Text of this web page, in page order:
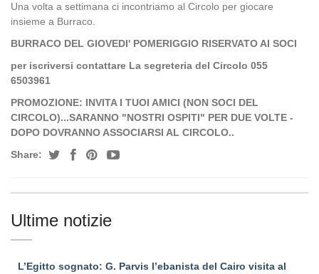
Una volta a settimana ci incontriamo al Circolo per giocare
insieme a Burraco.
BURRACO DEL GIOVEDI' POMERIGGIO RISERVATO AI SOCI
per iscriversi contattare La segreteria del Circolo 055
6503961
PROMOZIONE: INVITA I TUOI AMICI (NON SOCI DEL
CIRCOLO)...SARANNO "NOSTRI OSPITI" PER DUE VOLTE -
DOPO DOVRANNO ASSOCIARSI AL CIRCOLO..
Share:
Ultime notizie
L’Egitto sognato: G. Parvis l’ebanista del Cairo visita al